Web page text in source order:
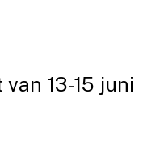
13-15 juni